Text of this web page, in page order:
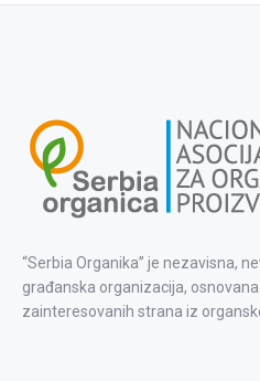
“Serbia Organika” je nezavisna,
građanska organizacija,
zainteresovanih strana iz